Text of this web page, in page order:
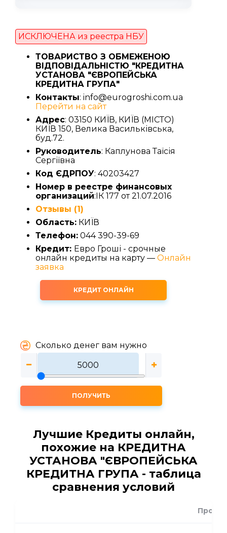
ИСКЛЮЧЕНА из реестра НБУ
ТОВАРИСТВО З ОБМЕЖЕНОЮ
ВІДПОВІДАЛЬНІСТЮ "КРЕДИТНА
УСТАНОВА "ЄВРОПЕЙСЬКА
КРЕДИТНА ГРУПА"
Контакты: info@eurogroshi.com.ua
Перейти на сайт
Адрес: 03150 КИЇВ, КИЇВ (МІСТО)
КИЇВ 150, Велика Васильківська,
буд.72.
Руководитель: Каплунова Таїсія
Сергіївна
Код ЄДРПОУ: 40203427
Номер в реестре финансовых
организаций:ІК 177 от 21.07.2016
Отзывы (1)
Область: КИЇВ
Телефон: 044 390-39-69
Кредит: Евро Гроші - срочные
онлайн кредиты на карту — Онлайн
заявка
КРЕДИТ ОНЛАЙН
Сколько денег вам нужно
ПОЛУЧИТЬ
Лучшие Кредиты онлайн,
похожие на КРЕДИТНА
УСТАНОВА "ЄВРОПЕЙСЬКА
КРЕДИТНА ГРУПА - таблица
сравнения условий